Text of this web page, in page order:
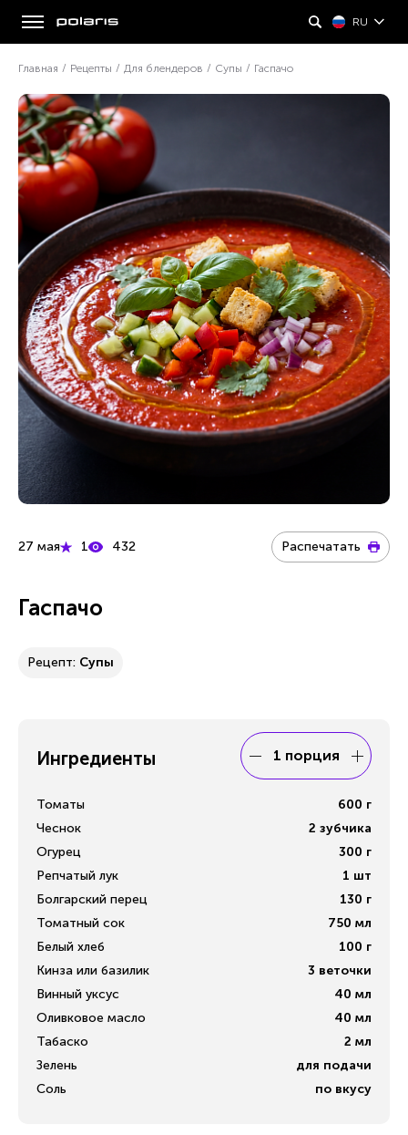
RU
Главная / Рецепты / Для блендеров / Супы / Гаспачо
27 мая 1 432 Распечатать
Гаспачо
Рецепт: Супы
Ингредиенты 1 порция
Томаты 600 г
Чеснок
2 зубчика
Огурец
300 г
Репчатый лук
1 шт
Болгарский перец
130 г
Томатный сок
750 мл
Белый хлеб
100 г
Кинза или базилик
3 веточки
Винный уксус
40 мл
Оливковое масло
40 мл
Табаско
2 мл
Зелень
для подачи
Соль
по вкусу